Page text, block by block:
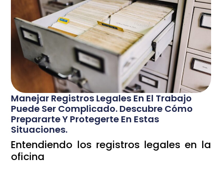
Manejar Registros Legales En El Trabajo
Puede Ser Complicado. Descubre Cómo
Prepararte Y Protegerte En Estas
Situaciones.
Entendiendo los registros legales en la
oficina